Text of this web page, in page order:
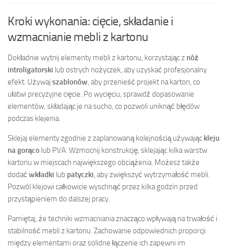
Kroki wykonania: cięcie, składanie i
wzmacnianie mebli z kartonu
Dokładnie wytnij elementy mebli z kartonu, korzystając z nóż
introligatorski lub ostrych nożyczek, aby uzyskać profesjonalny
efekt. Używaj szablonów, aby przenieść projekt na karton, co
ułatwi precyzyjne cięcie. Po wycięciu, sprawdź dopasowanie
elementów, składając je na sucho, co pozwoli uniknąć błędów
podczas klejenia.
Sklejaj elementy zgodnie z zaplanowaną kolejnością używając kleju
na gorąco lub PVA. Wzmocnij konstrukcję, sklejając kilka warstw
kartonu w miejscach największego obciążenia. Możesz także
dodać wkładki lub patyczki, aby zwiększyć wytrzymałość mebli.
Pozwól klejowi całkowicie wyschnąć przez kilka godzin przed
przystąpieniem do dalszej pracy.
Pamiętaj, że techniki wzmacniania znacząco wpływają na trwałość i
stabilność mebli z kartonu. Zachowanie odpowiednich proporcji
między elementami oraz solidne łączenie ich zapewni im